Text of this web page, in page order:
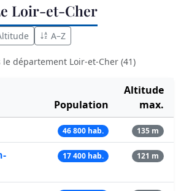
Loir-et-Cher
A–Z
le département Loir-et-Cher (41)
Population
Altitude
max.
46 800 hab. 135 m
17 400 hab. 121 m